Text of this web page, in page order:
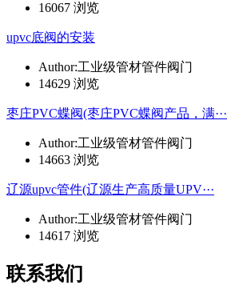
16067 浏览
upvc底阀的安装
Author:工业级管材管件阀门
14629 浏览
枣庄PVC蝶阀(枣庄PVC蝶阀产品，满···
Author:工业级管材管件阀门
14663 浏览
辽源upvc管件(辽源生产高质量UPV···
Author:工业级管材管件阀门
14617 浏览
联系我们